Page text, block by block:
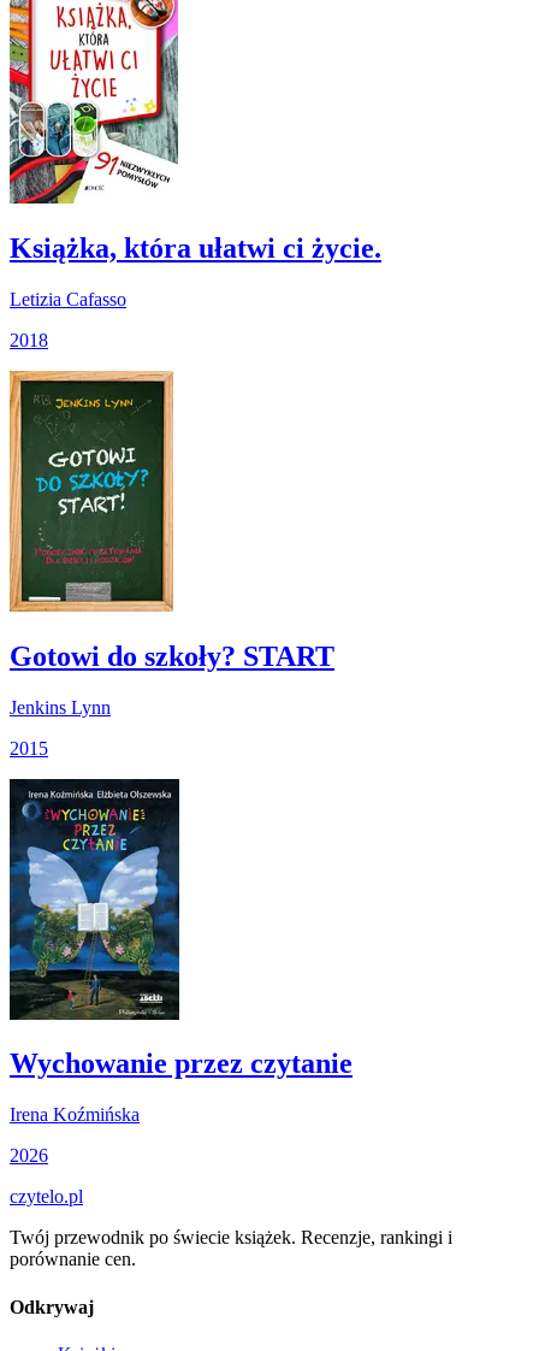
Książka, która ułatwi ci życie.
Letizia Cafasso
2018
Gotowi do szkoły? START
Jenkins Lynn
2015
Wychowanie przez czytanie
Irena Koźmińska
2026
czytelo.pl
Twój przewodnik po świecie książek. Recenzje, rankingi i
porównanie cen.
Odkrywaj